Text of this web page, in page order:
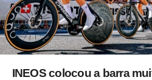
INEOS colocou a barra